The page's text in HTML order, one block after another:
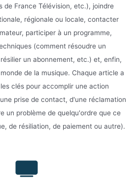
de France Télévision, etc.), joindre
régionale ou locale, contacter
participer à un programme,
(comment résoudre un
un abonnement, etc.) et, enfin,
de la musique. Chaque article a
clés pour accomplir une action
prise de contact, d'une réclamation
un problème de quelqu'ordre que ce
de résiliation, de paiement ou autre).